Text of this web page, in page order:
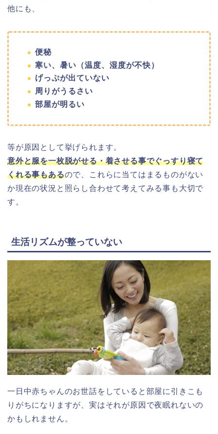
他にも、
便秘
寒い、暑い（温度、湿度が不快）
げっぷが出ていない
周りがうるさい
部屋が明るい
等が原因として挙げられます。
意外と服を一枚脱がせる・着させる事でぐっすり寝て
くれる事もあるので、これらに当てはまるものがない
か現在の状況と照らし合わせて考えてみる事も大切で
す。
生活リズムが整っていない
一日中赤ちゃんのお世話をしていると部屋に引きこも
りがちになりますが、実はそれが原因で夜眠れないの
かもしれません。